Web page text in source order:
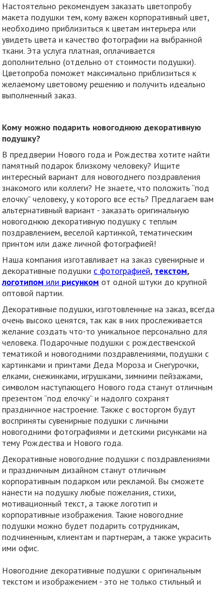
Настоятельно рекомендуем заказать цветопробу
макета подушки тем, кому важен корпоративный цвет,
необходимо приблизиться к цветам интерьера или
увидеть цвета и качество фотографии на выбранной
ткани. Эта услуга платная, оплачивается
дополнительно (отдельно от стоимости подушки).
Цветопроба поможет максимально приблизиться к
желаемому цветовому решению и получить идеально
выполненный заказ.
Кому можно подарить новогоднюю декоративную
подушку?
В преддверии Нового года и Рождества хотите найти
памятный подарок близкому человеку? Ищите
интересный вариант для новогоднего поздравления
знакомого или коллеги? Не знаете, что положить “под
елочку” человеку, у которого все есть? Предлагаем вам
альтернативный вариант - заказать оригинальную
новогоднюю декоративную подушку с теплым
поздравлением, веселой картинкой, тематическим
принтом или даже личной фотографией!
Наша компания изготавливает на заказ сувенирные и
декоративные подушки с фотографией, текстом,
логотипом или рисунком от одной штуки до крупной
оптовой партии.
Декоративные подушки, изготовленные на заказ, всегда
очень высоко ценятся, так как в них прослеживается
желание создать что-то уникальное персонально для
человека. Подарочные подушки с рождественской
тематикой и новогодними поздравлениями, подушки с
картинками и принтами Деда Мороза и Снегурочки,
елками, снежинками, игрушками, зимними пейзажами,
символом наступающего Нового года станут отличным
презентом “под елочку” и надолго сохранят
праздничное настроение. Также с восторгом будут
восприняты сувенирные подушки с личными
новогодними фотографиями и детскими рисунками на
тему Рождества и Нового года.
Декоративные новогодние подушки с поздравлениями
и праздничным дизайном станут отличным
корпоративным подарком или рекламой. Вы сможете
нанести на подушку любые пожелания, стихи,
мотивационный текст, а также логотип и
корпоративные изображения. Такие новогодние
подушки можно будет подарить сотрудникам,
подчиненным, клиентам и партнерам, а также украсить
ими офис.
Новогодние декоративные подушки с оригинальным
текстом и изображением - это не только стильный и